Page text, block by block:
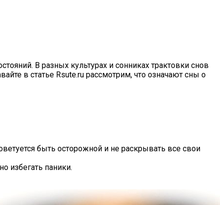
В разных культурах и сонниках трактовки снов
в статье Rsute.ru рассмотрим, что означают сны о
быть осторожной и не раскрывать все свои
избегать паники.